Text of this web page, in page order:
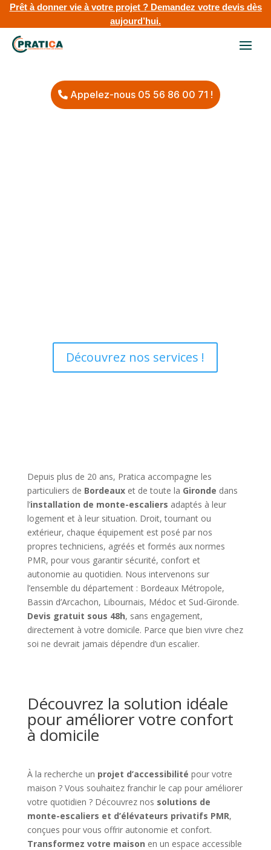
Prêt à donner vie à votre projet ? Demandez votre devis dès
aujourd’hui.
Appelez-nous 05 56 86 00 71 !
Découvrez nos services !
Depuis plus de 20 ans, Pratica accompagne les
particuliers de Bordeauxet de toute la Gironde dans
l’installation de monte-escaliers adaptés à leur
logement et à leur situation. Droit, tournant ou
extérieur, chaque équipement est posé par nos
propres techniciens, agréés et formés aux normes
PMR, pour vous garantir sécurité, confort et
autonomie au quotidien. Nous intervenons sur
l’ensemble du département : Bordeaux Métropole,
Bassin d’Arcachon, Libournais, Médoc et Sud-Gironde.
Devis gratuit sous 48h, sans engagement,
directement à votre domicile. Parce que bien vivre chez
soi ne devrait jamais dépendre d’un escalier.
Découvrez la solution idéale
pour améliorer votre confort
à domicile
À la recherche un projet d’accessibilité pour votre
maison ? Vous souhaitez franchir le cap pour améliorer
votre quotidien ? Découvrez nos solutions de
monte-escaliers et d’élévateurs privatifs PMR,
conçues pour vous offrir autonomie et confort.
Transformez votre maison en un espace accessible